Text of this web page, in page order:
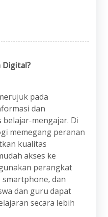
Digital?
pada
dan
mengajar. Di
memegang peranan
kualitas
akses ke
perangkat
dan
dan guru dapat
secara lebih